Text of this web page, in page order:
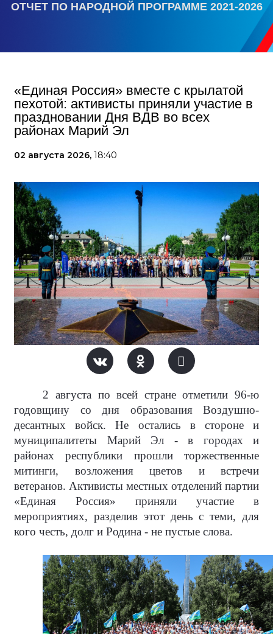
ОТЧЕТ ПО НАРОДНОЙ ПРОГРАММЕ 2021-2026
«Единая Россия» вместе с крылатой
пехотой: активисты приняли участие в
праздновании Дня ВДВ во всех
районах Марий Эл
02 августа 2026, 18:40
2 августа по всей стране отметили 96-ю
годовщину со дня образования Воздушно-
десантных войск. Не остались в стороне и
муниципалитеты Марий Эл - в городах и
районах республики прошли торжественные
митинги, возложения цветов и встречи
ветеранов. Активисты местных отделений партии
«Единая Россия» приняли участие в
мероприятиях, разделив этот день с теми, для
кого честь, долг и Родина - не пустые слова.